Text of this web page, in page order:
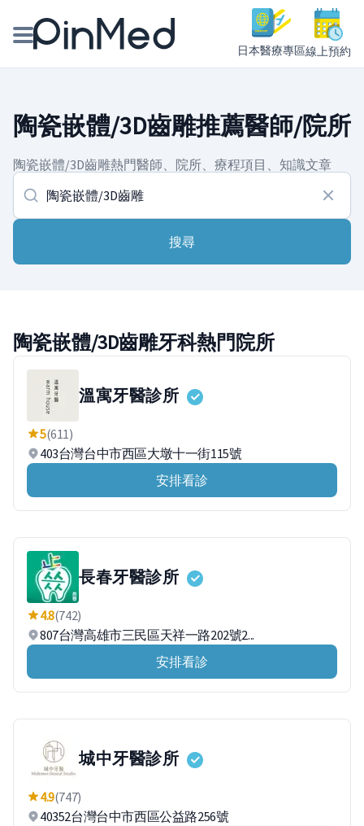
日本醫療專區線上預約
醫師專欄專訪
健康主題館
我是醫療人員
陶瓷嵌體/3D齒雕推薦醫師/院所
陶瓷嵌體/3D齒雕熱門醫師、院所、療程項目、知識文章
搜尋
陶瓷嵌體/3D齒雕牙科熱門院所
溫寓牙醫診所
5(611)
403台灣台中市西區大墩十一街115號
安排看診
長春牙醫診所
4.8(742)
807台灣高雄市三民區天祥一路202號2...
安排看診
城中牙醫診所
4.9(747)
40352台灣台中市西區公益路256號